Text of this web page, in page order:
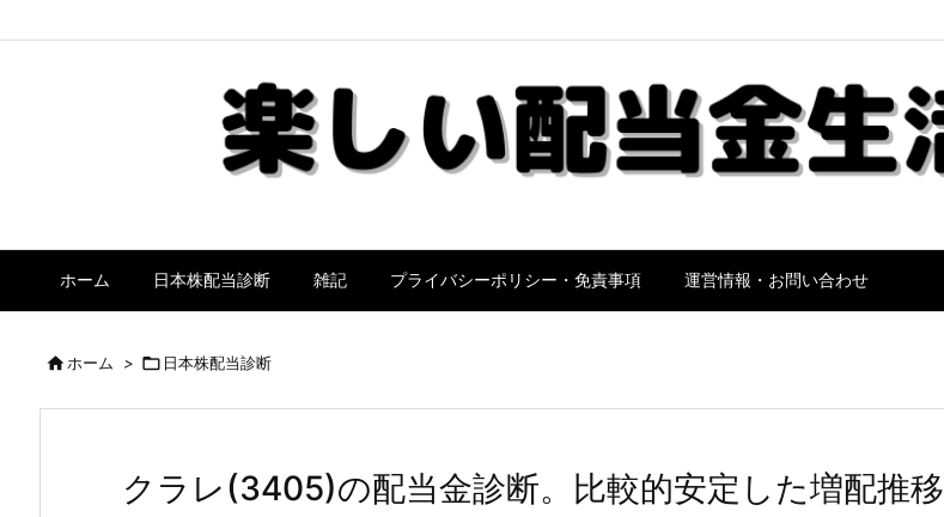
ホーム 日本株配当診断 雑記 プライバシーポリシー・免責事項 運営情報・お問い合わせ
ホーム >  日本株配当診断
クラレ(3405)の配当金診断。比較的安定した増配推移